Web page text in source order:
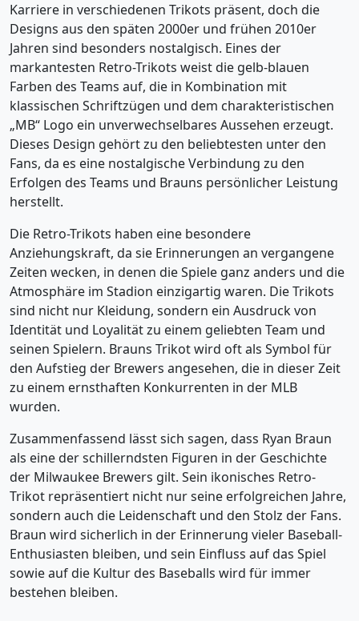
Karriere in verschiedenen Trikots präsent, doch die
Designs aus den späten 2000er und frühen 2010er
Jahren sind besonders nostalgisch. Eines der
markantesten Retro-Trikots weist die gelb-blauen
Farben des Teams auf, die in Kombination mit
klassischen Schriftzügen und dem charakteristischen
„MB“ Logo ein unverwechselbares Aussehen erzeugt.
Dieses Design gehört zu den beliebtesten unter den
Fans, da es eine nostalgische Verbindung zu den
Erfolgen des Teams und Brauns persönlicher Leistung
herstellt.
Die Retro-Trikots haben eine besondere
Anziehungskraft, da sie Erinnerungen an vergangene
Zeiten wecken, in denen die Spiele ganz anders und die
Atmosphäre im Stadion einzigartig waren. Die Trikots
sind nicht nur Kleidung, sondern ein Ausdruck von
Identität und Loyalität zu einem geliebten Team und
seinen Spielern. Brauns Trikot wird oft als Symbol für
den Aufstieg der Brewers angesehen, die in dieser Zeit
zu einem ernsthaften Konkurrenten in der MLB
wurden.
Zusammenfassend lässt sich sagen, dass Ryan Braun
als eine der schillerndsten Figuren in der Geschichte
der Milwaukee Brewers gilt. Sein ikonisches Retro-
Trikot repräsentiert nicht nur seine erfolgreichen Jahre,
sondern auch die Leidenschaft und den Stolz der Fans.
Braun wird sicherlich in der Erinnerung vieler Baseball-
Enthusiasten bleiben, und sein Einfluss auf das Spiel
sowie auf die Kultur des Baseballs wird für immer
bestehen bleiben.